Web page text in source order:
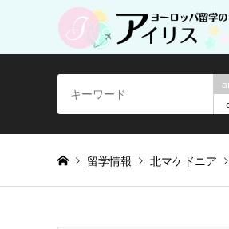
留学情報 北マケドニア